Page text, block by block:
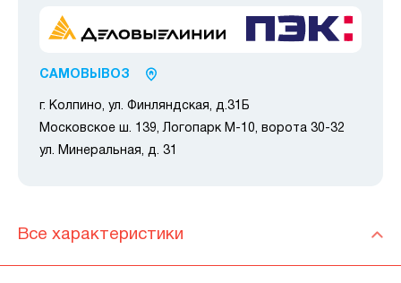
САМОВЫВОЗ
г. Колпино, ул. Финляндская, д.31Б
Московское ш. 139, Логопарк М-10, ворота 30-32
ул. Минеральная, д. 31
Все характеристики